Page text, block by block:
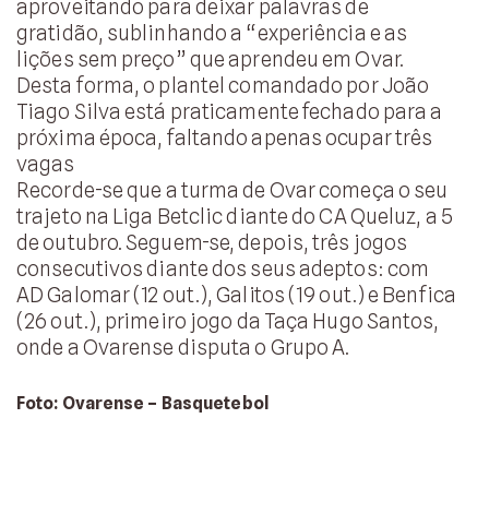
aproveitando para deixar palavras de
gratidão, sublinhando a “experiência e as
lições sem preço” que aprendeu em Ovar.
Desta forma, o plantel comandado por João
Tiago Silva está praticamente fechado para a
próxima época, faltando apenas ocupar três
vagas
Recorde-se que a turma de Ovar começa o seu
trajeto na Liga Betclic diante do CA Queluz, a 5
de outubro. Seguem-se, depois, três jogos
consecutivos diante dos seus adeptos: com
AD Galomar (12 out.), Galitos (19 out.) e Benfica
(26 out.), primeiro jogo da Taça Hugo Santos,
onde a Ovarense disputa o Grupo A.
Foto: Ovarense – Basquetebol